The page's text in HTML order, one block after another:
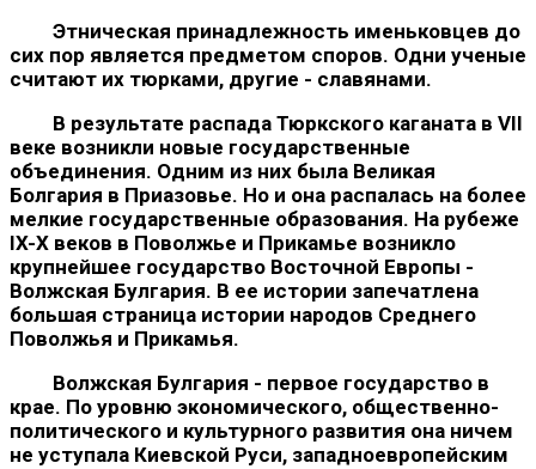
Этническая принадлежность именьковцев до
сих пор явля­ется предметом споров. Одни ученые
считают их тюрками, дру­гие - славянами.
В результате распада Тюркского каганата в VII
веке воз­никли новые государственные
объединения. Одним из них была Великая
Болгария в Приазовье. Но и она распалась на более
мел­кие государственные образования. На рубеже
IX-X веков в По­волжье и Прикамье возникло
крупнейшее государство Восточной Европы -
Волжская Булгария. В ее истории запечатлена
большая страница истории народов Среднего
Поволжья и Прикамья.
Волжская Булгария - первое государство в
крае. По уровню экономического, общественно-
политического и культурного раз­вития она ничем
не уступала Киевской Руси, западноевропей­ским